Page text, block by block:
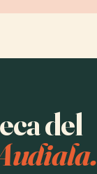
del